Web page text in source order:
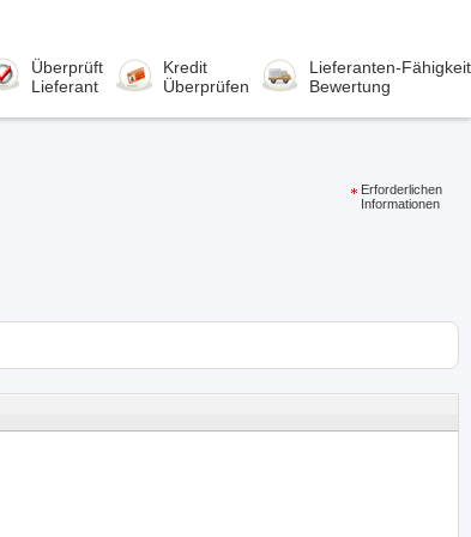
Überprüft
Lieferant
Kredit
Überprüfen
Lieferanten-Fähigkeit
Bewertung
Erforderlichen
Informationen